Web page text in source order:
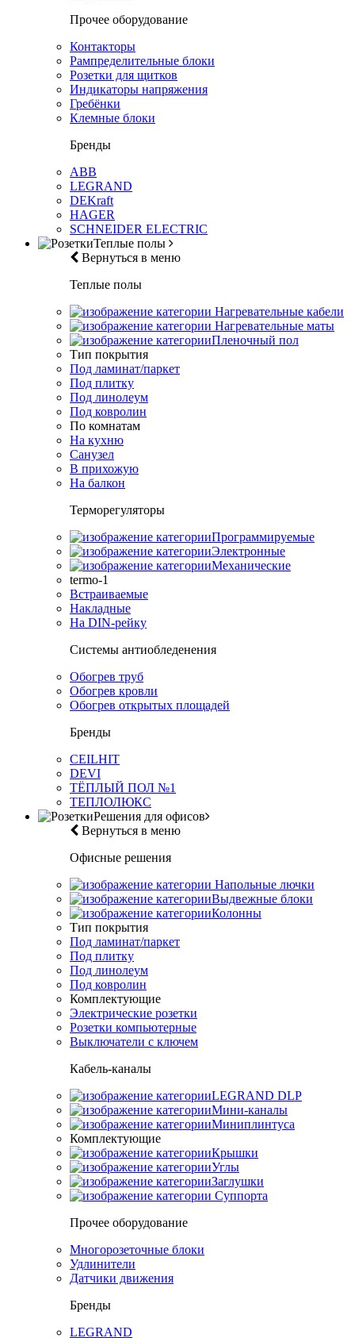
Прочее оборудование
Контакторы
Рампределительные блоки
Розетки для щитков
Индикаторы напряжения
Гребёнки
Клемные блоки
Бренды
ABB
LEGRAND
DEKraft
HAGER
SCHNEIDER ELECTRIC
Теплые полы
Вернуться в меню
Теплые полы
Нагревательные кабели
Нагревательные маты
Пленочный пол
Тип покрытия
Под ламинат/паркет
Под плитку
Под линолеум
Под ковролин
По комнатам
На кухню
Санузел
В прихожую
На балкон
Терморегуляторы
Программируемые
Электронные
Механические
termo-1
Встраиваемые
Накладные
На DIN-рейку
Системы антиобледенения
Обогрев труб
Обогрев кровли
Обогрев открытых площадей
Бренды
CEILHIT
DEVI
ТЁПЛЫЙ ПОЛ №1
ТЕПЛОЛЮКС
Решения для офисов
Вернуться в меню
Офисные решения
Напольные лючки
Выдвежные блоки
Колонны
Тип покрытия
Под ламинат/паркет
Под плитку
Под линолеум
Под ковролин
Комплектующие
Электрические розетки
Розетки компьютерные
Выключатели с ключем
Кабель-каналы
LEGRAND DLP
Мини-каналы
Миниплинтуса
Комплектующие
Крышки
Углы
Заглушки
Суппорта
Прочее оборудование
Многорозеточные блоки
Удлинители
Датчики движения
Бренды
LEGRAND